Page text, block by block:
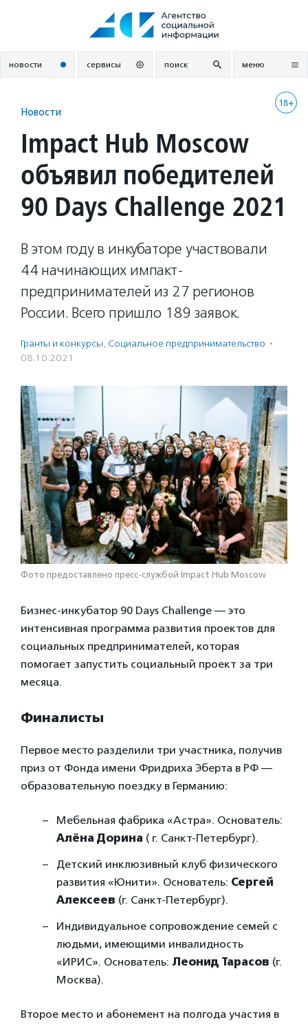
новости сервисы поиск меню
18+
Новости
Impact Hub Moscow
объявил победителей
90 Days Challenge 2021
В этом году в инкубаторе участвовали
44 начинающих импакт-
предпринимателей из 27 регионов
России. Всего пришло 189 заявок.
Гранты и конкурсы, Социальное предпри­нима­тель­ство ·
08.10.2021
Фото предоставлено пресс-службой Impact Hub Moscow
Бизнес-инкубатор 90 Days Challenge — это
интенсивная программа развития проектов для
социальных предпринимателей, которая
помогает запустить социальный проект за три
месяца.
Финалисты
Первое место разделили три участника, получив
приз от Фонда имени Фридриха Эберта в РФ —
образовательную поездку в Германию:
Мебельная фабрика «Астра». Основатель:
Алёна Дорина ( г. Санкт-Петербург).
Детский инклюзивный клуб физического
развития «Юнити». Основатель: Сергей
Алексеев (г. Санкт-Петербург).
Индивидуальное сопровождение семей с
людьми, имеющими инвалидность
«ИРИС». Основатель: Леонид Тарасов (г.
Москва).
Второе место и абонемент на полгода участия в